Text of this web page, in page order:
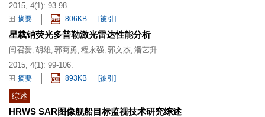
2015, 4(1): 93-98.
摘要 806KB [被引]
星载钠荧光多普勒激光雷达性能分析
闫召爱, 胡雄, 郭商勇, 程永强, 郭文杰, 潘艺升
2015, 4(1): 99-106.
摘要 893KB [被引]
综述
HRWS SAR图像舰船目标监视技术研究综述